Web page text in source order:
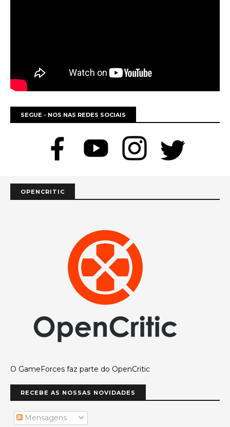
SEGUE - NOS NAS REDES SOCIAIS
OPENCRITIC
O GameForces faz parte do OpenCritic
RECEBE AS NOSSAS NOVIDADES
Mensagens